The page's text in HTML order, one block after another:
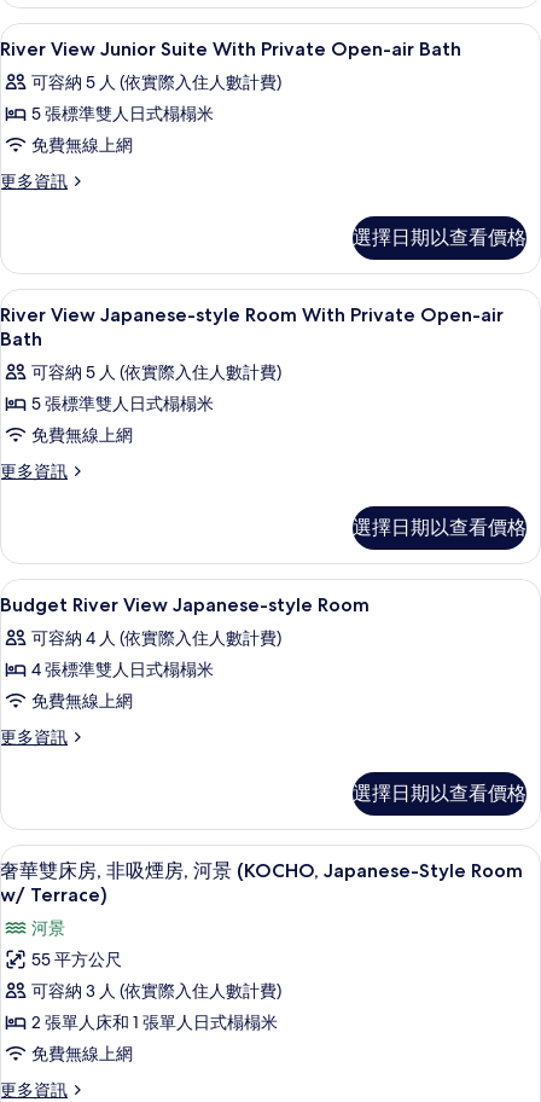
景
(Japanese
Style,
10
tatami
的
有
相
片
房,
非
煙
房,
景
(Japanese
Style,
mats)
詳
情
顯
示
River
View
Junior
Suite
Open-
air
Bath
的
所
有
相
片
1
River View Junior Suite With Private Open-air Bath
可容納 5 人 (依實際入住人數計費)
5 張標準雙人日式榻榻米
免費無線上網
更多資訊
更
Junior
Suite
With
Private
air
Bath
詳
情
選擇日期以查看價格
顯
示
River
View
Japanese-
style
Room
Open-
air
Bath
的
所
有
相
1
River View Japanese-style Room With Private Open-air
Bath
可容納 5 人 (依實際入住人數計費)
5 張標準雙人日式榻榻米
免費無線上網
更多資訊
更
Japanese-
style
Room
With
Private
Open-
Bath
的
詳
選擇日期以查看價格
顯
示
Budget
River
View
Japanese-
的
所
有
相
片
1
Budget River View Japanese-style Room
可容納 4 人 (依實際入住人數計費)
4 張標準雙人日式榻榻米
免費無線上網
更多資訊
更
View
Japanese-
style
Room
詳
情
選擇日期以查看價格
顯
示
奢
華
雙
床
房,
非
高級寢具、羽絨被、客房內保險箱、書
7
奢華雙床房, 非吸煙房, 河景 (KOCHO, Japanese-Style Room
w/ Terrace)
河景
55 平方公尺
可容納 3 人 (依實際入住人數計費)
2 張單人床和 1 張單人日式榻榻米
免費無線上網
更多資訊
更